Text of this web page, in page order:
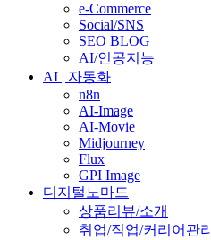
e-Commerce
Social/SNS
SEO BLOG
AI/인공지능
AI | 자동화
n8n
AI-Image
AI-Movie
Midjourney
Flux
GPI Image
디지털노마드
상품리뷰/소개
취업/직업/커리어관리